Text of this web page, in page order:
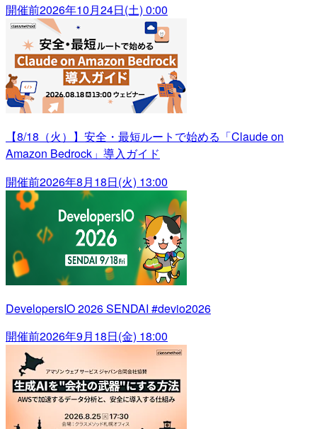
開催前2026年10月24日(土) 0:00
【8/18（火）】安全・最短ルートで始める「Claude on
Amazon Bedrock」導入ガイド
開催前2026年8月18日(火) 13:00
DevelopersIO 2026 SENDAI #devio2026
開催前2026年9月18日(金) 18:00